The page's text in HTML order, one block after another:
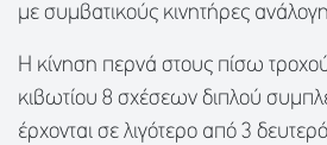
με συμβατικούς κινητήρες
Η κίνηση περνά στους πίσω
κιβωτίου 8 σχέσεων διπλού
έρχονται σε λιγότερο από 3